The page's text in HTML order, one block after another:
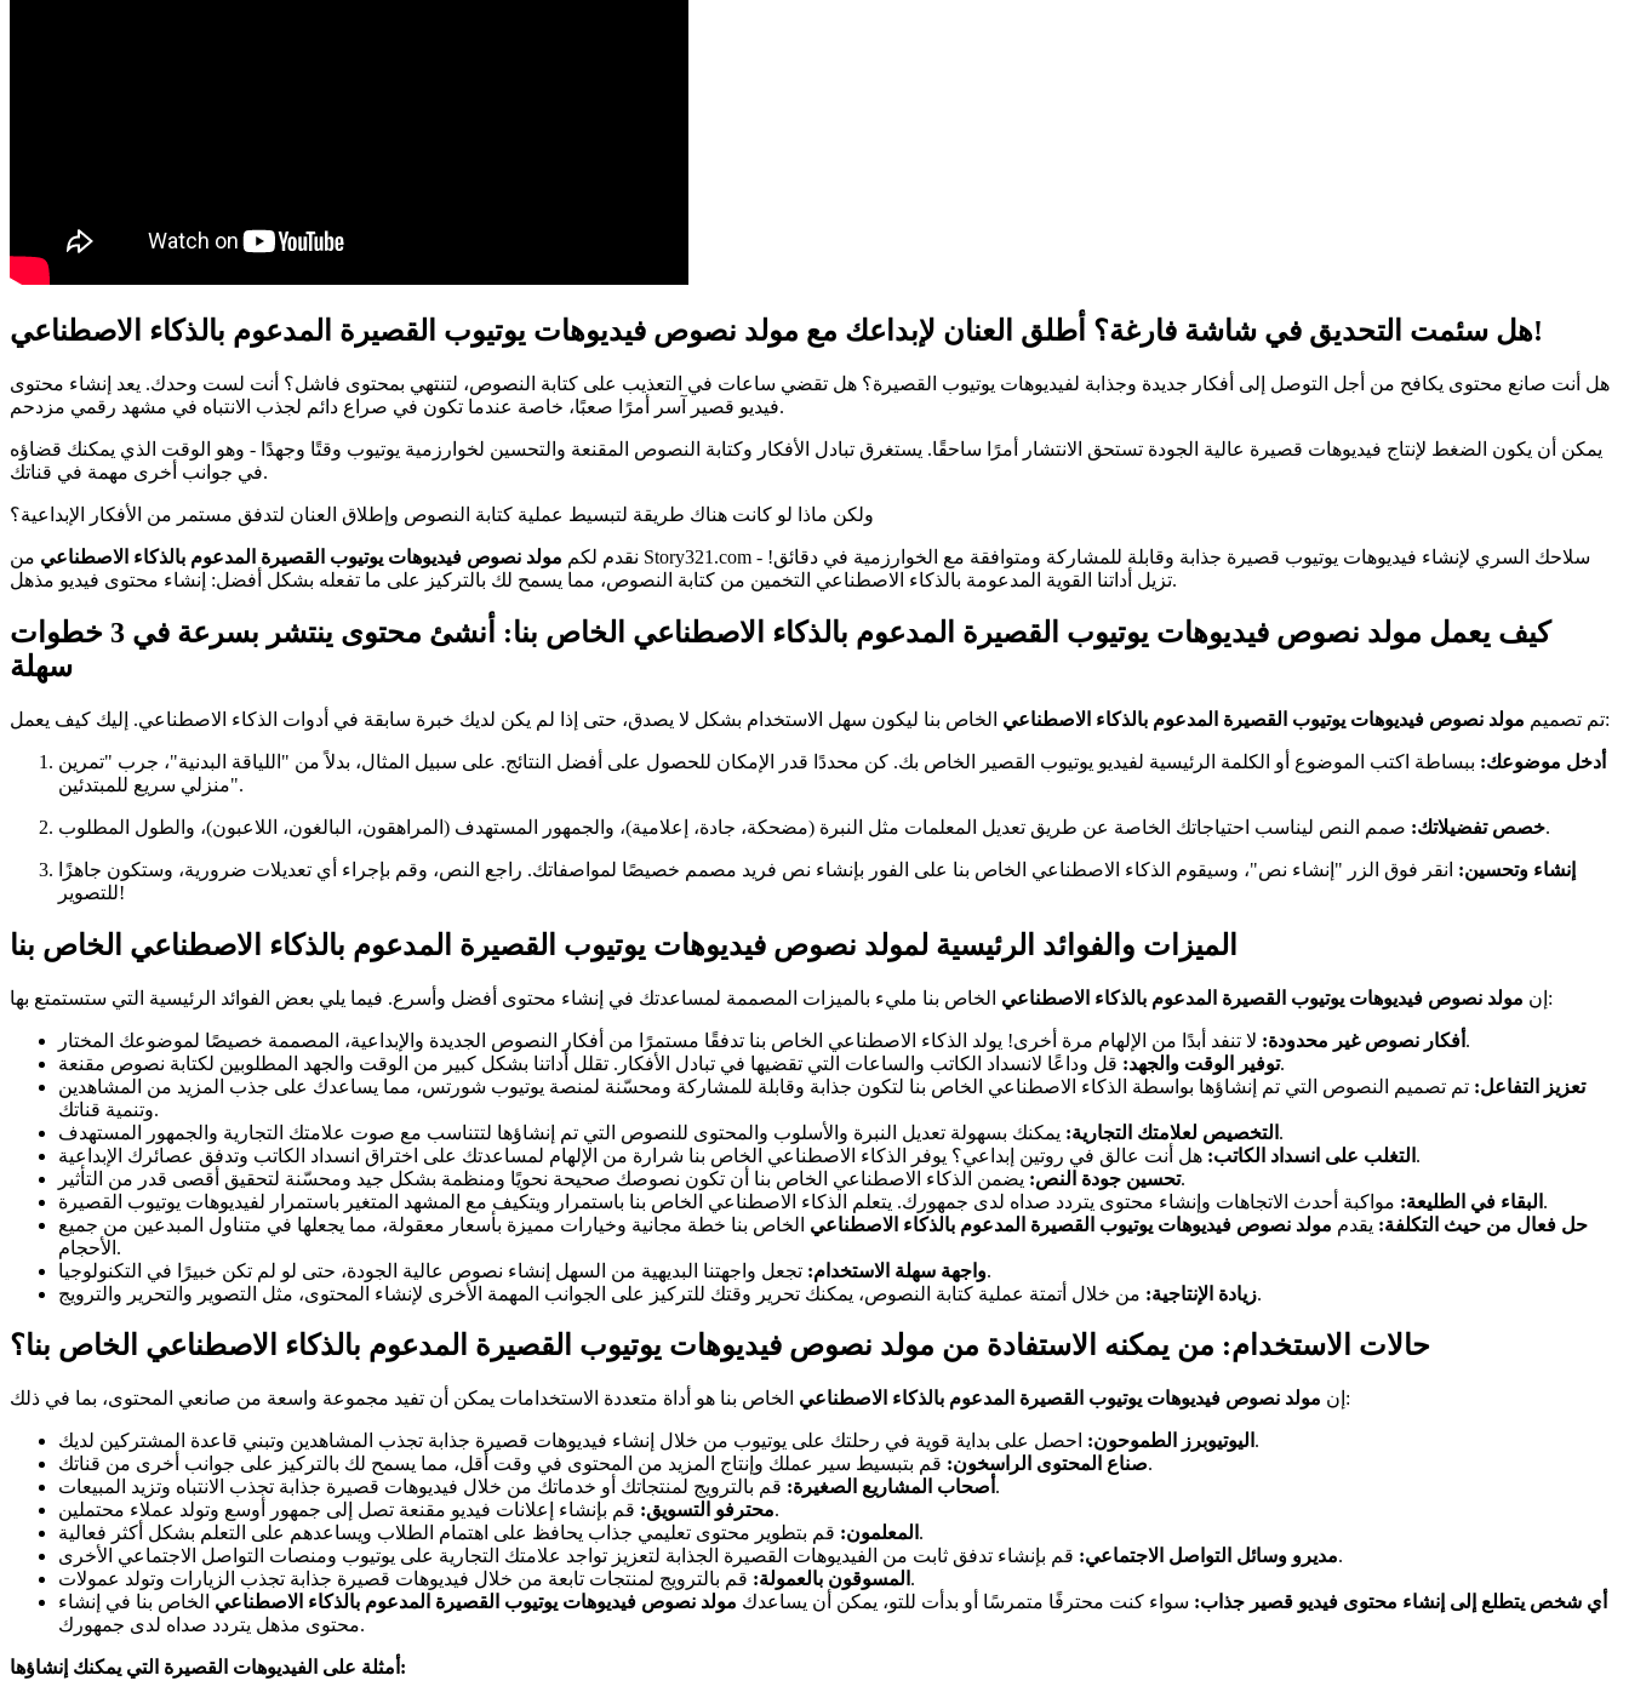
هل سئمت التحديق في شاشة فارغة؟ أطلق العنان لإبداعك مع مولد نصوص فيديوهات يوتيوب القصيرة المدعوم بالذكاء الاصطناعي!
هل أنت صانع محتوى يكافح من أجل التوصل إلى أفكار جديدة وجذابة لفيديوهات يوتيوب القصيرة؟ هل تقضي ساعات في التعذيب على كتابة النصوص، لتنتهي بمحتوى فاشل؟ أنت لست وحدك. يعد إنشاء محتوى
فيديو قصير آسر أمرًا صعبًا، خاصة عندما تكون في صراع دائم لجذب الانتباه في مشهد رقمي مزدحم.
يمكن أن يكون الضغط لإنتاج فيديوهات قصيرة عالية الجودة تستحق الانتشار أمرًا ساحقًا. يستغرق تبادل الأفكار وكتابة النصوص المقنعة والتحسين لخوارزمية يوتيوب وقتًا وجهدًا - وهو الوقت الذي يمكنك قضاؤه
في جوانب أخرى مهمة في قناتك.
ولكن ماذا لو كانت هناك طريقة لتبسيط عملية كتابة النصوص وإطلاق العنان لتدفق مستمر من الأفكار الإبداعية؟
نقدم لكم مولد نصوص فيديوهات يوتيوب القصيرة المدعوم بالذكاء الاصطناعي من Story321.com - سلاحك السري لإنشاء فيديوهات يوتيوب قصيرة جذابة وقابلة للمشاركة ومتوافقة مع الخوارزمية في دقائق!
تزيل أداتنا القوية المدعومة بالذكاء الاصطناعي التخمين من كتابة النصوص، مما يسمح لك بالتركيز على ما تفعله بشكل أفضل: إنشاء محتوى فيديو مذهل.
كيف يعمل مولد نصوص فيديوهات يوتيوب القصيرة المدعوم بالذكاء الاصطناعي الخاص بنا: أنشئ محتوى ينتشر بسرعة في 3 خطوات
سهلة
تم تصميم مولد نصوص فيديوهات يوتيوب القصيرة المدعوم بالذكاء الاصطناعي الخاص بنا ليكون سهل الاستخدام بشكل لا يصدق، حتى إذا لم يكن لديك خبرة سابقة في أدوات الذكاء الاصطناعي. إليك كيف يعمل:
أدخل موضوعك: ببساطة اكتب الموضوع أو الكلمة الرئيسية لفيديو يوتيوب القصير الخاص بك. كن محددًا قدر الإمكان للحصول على أفضل النتائج. على سبيل المثال، بدلاً من "اللياقة البدنية"، جرب "تمرين
منزلي سريع للمبتدئين".
خصص تفضيلاتك:صمم النص ليناسب احتياجاتك الخاصة عن طريق تعديل المعلمات مثل النبرة (مضحكة، جادة، إعلامية)، والجمهور المستهدف (المراهقون، البالغون، اللاعبون)، والطول المطلوب.
إنشاء وتحسين: انقر فوق الزر "إنشاء نص"، وسيقوم الذكاء الاصطناعي الخاص بنا على الفور بإنشاء نص فريد مصمم خصيصًا لمواصفاتك. راجع النص، وقم بإجراء أي تعديلات ضرورية، وستكون جاهزًا
للتصوير!
الميزات والفوائد الرئيسية لمولد نصوص فيديوهات يوتيوب القصيرة المدعوم بالذكاء الاصطناعي الخاص بنا
إن مولد نصوص فيديوهات يوتيوب القصيرة المدعوم بالذكاء الاصطناعي الخاص بنا مليء بالميزات المصممة لمساعدتك في إنشاء محتوى أفضل وأسرع. فيما يلي بعض الفوائد الرئيسية التي ستستمتع بها:
أفكار نصوص غير محدودة: لا تنفد أبدًا من الإلهام مرة أخرى! يولد الذكاء الاصطناعي الخاص بنا تدفقًا مستمرًا من أفكار النصوص الجديدة والإبداعية، المصممة خصيصًا لموضوعك المختار.
توفير الوقت والجهد:قل وداعًا لانسداد الكاتب والساعات التي تقضيها في تبادل الأفكار. تقلل أداتنا بشكل كبير من الوقت والجهد المطلوبين لكتابة نصوص مقنعة.
تعزيز التفاعل: تم تصميم النصوص التي تم إنشاؤها بواسطة الذكاء الاصطناعي الخاص بنا لتكون جذابة وقابلة للمشاركة ومحسّنة لمنصة يوتيوب شورتس، مما يساعدك على جذب المزيد من المشاهدين
وتنمية قناتك.
التخصيص لعلامتك التجارية: يمكنك بسهولة تعديل النبرة والأسلوب والمحتوى للنصوص التي تم إنشاؤها لتتناسب مع صوت علامتك التجارية والجمهور المستهدف.
التغلب على انسداد الكاتب: هل أنت عالق في روتين إبداعي؟ يوفر الذكاء الاصطناعي الخاص بنا شرارة من الإلهام لمساعدتك على اختراق انسداد الكاتب وتدفق عصائرك الإبداعية.
تحسين جودة النص:يضمن الذكاء الاصطناعي الخاص بنا أن تكون نصوصك صحيحة نحويًا ومنظمة بشكل جيد ومحسّنة لتحقيق أقصى قدر من التأثير.
البقاء في الطليعة: مواكبة أحدث الاتجاهات وإنشاء محتوى يتردد صداه لدى جمهورك. يتعلم الذكاء الاصطناعي الخاص بنا باستمرار ويتكيف مع المشهد المتغير باستمرار لفيديوهات يوتيوب القصيرة.
حل فعال من حيث التكلفة: يقدم مولد نصوص فيديوهات يوتيوب القصيرة المدعوم بالذكاء الاصطناعي الخاص بنا خطة مجانية وخيارات مميزة بأسعار معقولة، مما يجعلها في متناول المبدعين من جميع
الأحجام.
واجهة سهلة الاستخدام:تجعل واجهتنا البديهية من السهل إنشاء نصوص عالية الجودة، حتى لو لم تكن خبيرًا في التكنولوجيا.
زيادة الإنتاجية:من خلال أتمتة عملية كتابة النصوص، يمكنك تحرير وقتك للتركيز على الجوانب المهمة الأخرى لإنشاء المحتوى، مثل التصوير والتحرير والترويج.
حالات الاستخدام: من يمكنه الاستفادة من مولد نصوص فيديوهات يوتيوب القصيرة المدعوم بالذكاء الاصطناعي الخاص بنا؟
إن مولد نصوص فيديوهات يوتيوب القصيرة المدعوم بالذكاء الاصطناعي الخاص بنا هو أداة متعددة الاستخدامات يمكن أن تفيد مجموعة واسعة من صانعي المحتوى، بما في ذلك:
اليوتيوبرز الطموحون: احصل على بداية قوية في رحلتك على يوتيوب من خلال إنشاء فيديوهات قصيرة جذابة تجذب المشاهدين وتبني قاعدة المشتركين لديك.
صناع المحتوى الراسخون:قم بتبسيط سير عملك وإنتاج المزيد من المحتوى في وقت أقل، مما يسمح لك بالتركيز على جوانب أخرى من قناتك.
أصحاب المشاريع الصغيرة: قم بالترويج لمنتجاتك أو خدماتك من خلال فيديوهات قصيرة جذابة تجذب الانتباه وتزيد المبيعات.
محترفو التسويق:قم بإنشاء إعلانات فيديو مقنعة تصل إلى جمهور أوسع وتولد عملاء محتملين.
المعلمون: قم بتطوير محتوى تعليمي جذاب يحافظ على اهتمام الطلاب ويساعدهم على التعلم بشكل أكثر فعالية.
مديرو وسائل التواصل الاجتماعي:قم بإنشاء تدفق ثابت من الفيديوهات القصيرة الجذابة لتعزيز تواجد علامتك التجارية على يوتيوب ومنصات التواصل الاجتماعي الأخرى.
المسوقون بالعمولة: قم بالترويج لمنتجات تابعة من خلال فيديوهات قصيرة جذابة تجذب الزيارات وتولد عمولات.
أي شخص يتطلع إلى إنشاء محتوى فيديو قصير جذاب: سواء كنت محترفًا متمرسًا أو بدأت للتو، يمكن أن يساعدك مولد نصوص فيديوهات يوتيوب القصيرة المدعوم بالذكاء الاصطناعي الخاص بنا في إنشاء
محتوى مذهل يتردد صداه لدى جمهورك.
أمثلة على الفيديوهات القصيرة التي يمكنك إنشاؤها: